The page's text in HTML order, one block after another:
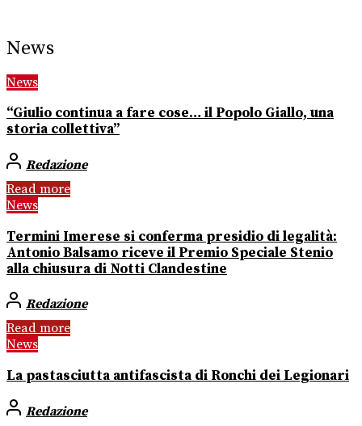
News
News
“Giulio continua a fare cose… il Popolo Giallo, una
storia collettiva”
Redazione
Read more
News
Termini Imerese si conferma presidio di legalità:
Antonio Balsamo riceve il Premio Speciale Stenio
alla chiusura di Notti Clandestine
Redazione
Read more
News
La pastasciutta antifascista di Ronchi dei Legionari
Redazione